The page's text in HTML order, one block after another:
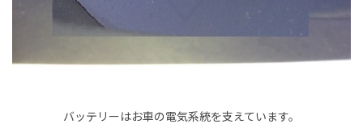
バッテリーはお車の電気系統を支えています。